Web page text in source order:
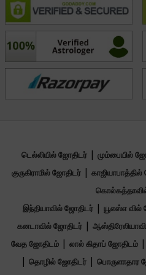
Acharyaa Sonniya be your
journey—embrace the
unlock the path to a
கல்வி
கவனம்
டெல்லியில் ஜோதிடர் | மும்பையில்
குருகிராமில் ஜோதிடர் |
இந்தியாவில் ஜோதிடர்| யூஎஸ்எ வில்
கனடாவில் ஜோதிடர் |
வேத ஜோதிடம்| லால் கிதாப் ஜோதிடம்|
| தொழில் ஜோதிடர்| பொருளாதார